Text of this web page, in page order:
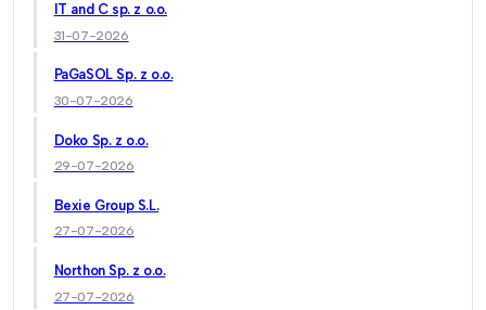
IT and C sp. z o.o.
31-07-2026
PaGaSOL Sp. z o.o.
30-07-2026
Doko Sp. z o.o.
29-07-2026
Bexie Group S.L.
27-07-2026
Northon Sp. z o.o.
27-07-2026